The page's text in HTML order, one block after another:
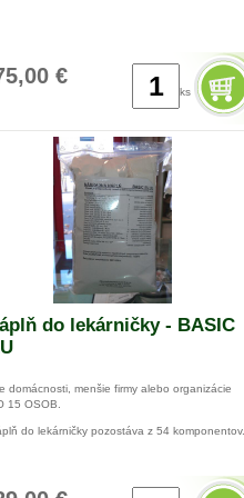
€
ks
do lekárničky - BASIC
domácnosti, menšie firmy alebo organizácie
15 OSOB.
do lekárničky pozostáva z 54 komponentov.
prvej pomoci s nástenným držiakom malý,
veľký + nálepka